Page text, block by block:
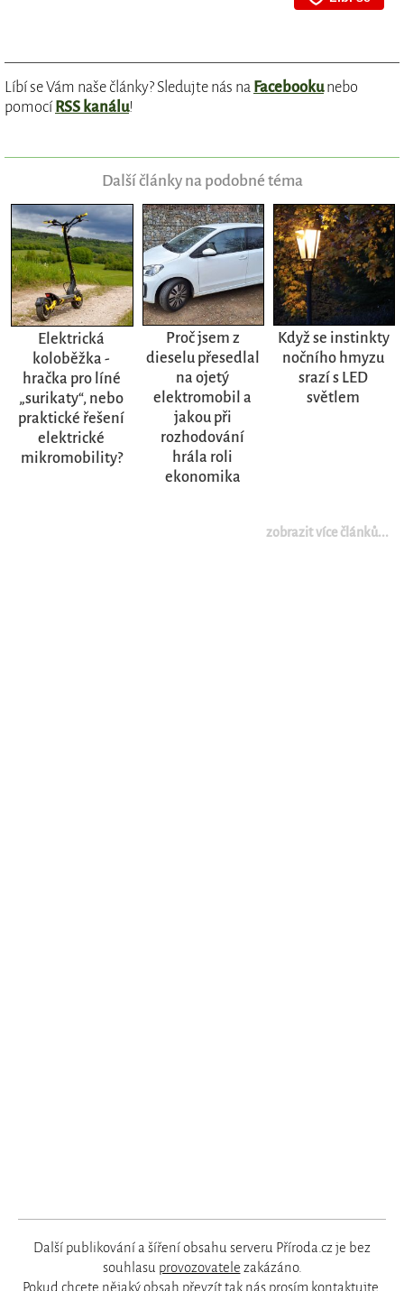
Líbí se Vám naše články? Sledujte nás na Facebookunebo
pomocíRSS kanálu!
Další články na podobné téma
Elektrická
koloběžka -
hračka pro líné
„surikaty“, nebo
praktické řešení
elektrické
mikromobility?
Proč jsem z
dieselu přesedlal
na ojetý
elektromobil a
jakou při
rozhodování
hrála roli
ekonomika
Když se instinkty
nočního hmyzu
srazí s LED
světlem
zobrazit více článků...
Další publikování a šíření obsahu serveru Příroda.cz je bez
souhlasu provozovatele zakázáno.
Pokud chcete nějaký obsah převzít tak nás prosím kontaktujte